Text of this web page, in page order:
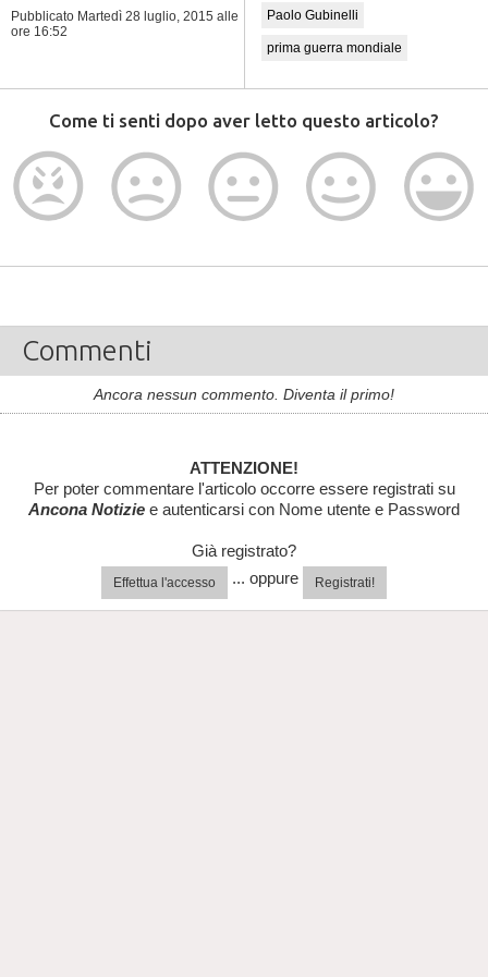
Pubblicato Martedì 28 luglio, 2015 alle
ore 16:52
Paolo Gubinelli
prima guerra mondiale
Come ti senti dopo aver letto questo articolo?
Commenti
Ancora nessun commento. Diventa il primo!
ATTENZIONE!
Per poter commentare l'articolo occorre essere registrati su
Ancona Notizie e autenticarsi con Nome utente e Password
Già registrato?
Effettua l'accesso ... oppure Registrati!